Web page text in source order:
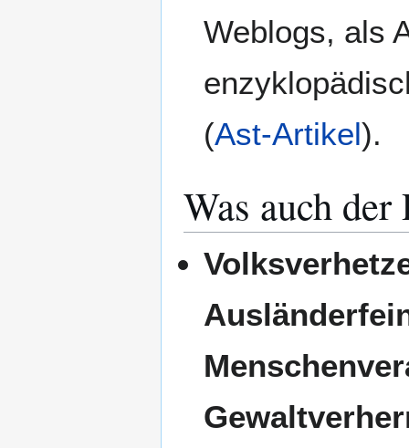
Weblogs, als
(Ast-Artikel).
Was auch